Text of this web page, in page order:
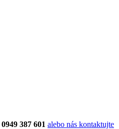
0949 387 601 alebo nás kontaktujte